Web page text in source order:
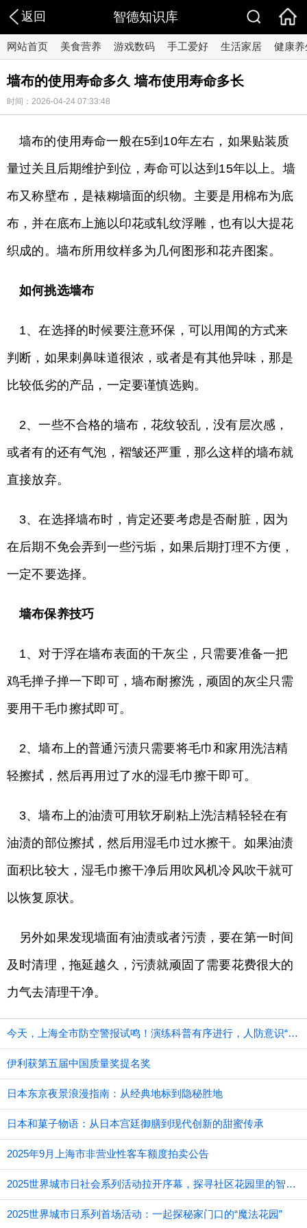
返回 智德知识库
网站首页 美食营养 游戏数码 手工爱好 生活家居 健康养
墙布的使用寿命多久 墙布使用寿命多长
时间：2026-04-24 07:33:48
墙布的使用寿命一般在5到10年左右，如果贴装质
量过关且后期维护到位，寿命可以达到15年以上。墙
布又称壁布，是裱糊墙面的织物。主要是用棉布为底
布，并在底布上施以印花或轧纹浮雕，也有以大提花
织成的。墙布所用纹样多为几何图形和花卉图案。
如何挑选墙布
1、在选择的时候要注意环保，可以用闻的方式来
判断，如果刺鼻味道很浓，或者是有其他异味，那是
比较低劣的产品，一定要谨慎选购。
2、一些不合格的墙布，花纹较乱，没有层次感，
或者有的还有气泡，褶皱还严重，那么这样的墙布就
直接放弃。
3、在选择墙布时，肯定还要考虑是否耐脏，因为
在后期不免会弄到一些污垢，如果后期打理不方便，
一定不要选择。
墙布保养技巧
1、对于浮在墙布表面的干灰尘，只需要准备一把
鸡毛掸子掸一下即可，墙布耐擦洗，顽固的灰尘只需
要用干毛巾擦拭即可。
2、墙布上的普通污渍只需要将毛巾和家用洗洁精
轻擦拭，然后再用过了水的湿毛巾擦干即可。
3、墙布上的油渍可用软牙刷粘上洗洁精轻轻在有
油渍的部位擦拭，然后用湿毛巾过水擦干。如果油渍
面积比较大，湿毛巾擦干净后用吹风机冷风吹干就可
以恢复原状。
另外如果发现墙面有油渍或者污渍，要在第一时间
及时清理，拖延越久，污渍就顽固了需要花费很大的
力气去清理干净。
今天，上海全市防空警报试鸣！演练科普有序进行，人防意识“声入人心”
伊利获第五届中国质量奖提名奖
日本东京夜景浪漫指南：从经典地标到隐秘胜地
日本和菓子物语：从日本宫廷御膳到现代创新的甜蜜传承
2025年9月上海市非营业性客车额度拍卖公告
2025世界城市日社会系列活动拉开序幕，探寻社区花园里的智慧应用
2025世界城市日系列首场活动：一起探秘家门口的“魔法花园”